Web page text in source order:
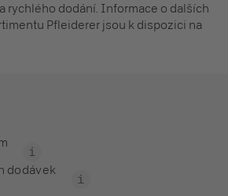
rychlého dodání. Informace o dalších
Pfleiderer jsou k dispozici na
dodávek